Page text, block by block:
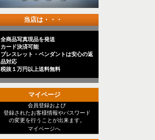
当店は・・・
全商品写真現品を発送
カード決済可能
ブレスレット・ペンダントは安心の返
品対応
税抜１万円以上送料無料
マイページ
会員登録および
登録されたお客様情報やパスワード
の変更を行うことが出来ます。
マイページへ